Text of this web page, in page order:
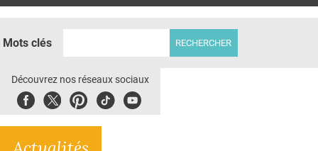
E-REVUE SAD
THÉMA
Mots clés
Découvrez nos réseaux sociaux
FacebookTwitterPinterest
TiktokYoubute